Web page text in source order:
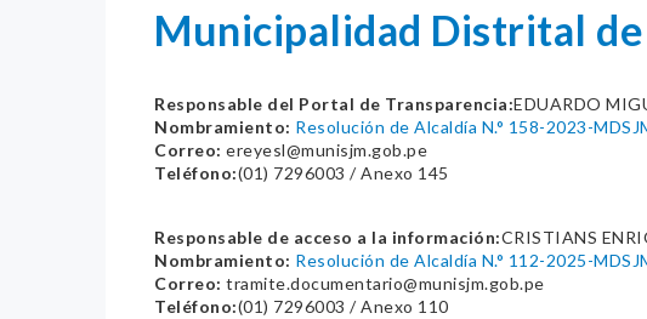
Municipalidad Distrital
Responsable del Portal de Transparencia:EDUARDO
Nombramiento: Resolución de Alcaldía N.° 158-2023-
Correo: ereyesl@munisjm.gob.pe
Teléfono:(01) 7296003 / Anexo 145
Responsable de acceso a la información:CRISTIANS
Nombramiento: Resolución de Alcaldía N.° 112-2025-
Correo: tramite.documentario@munisjm.gob.pe
Teléfono:(01) 7296003 / Anexo 110